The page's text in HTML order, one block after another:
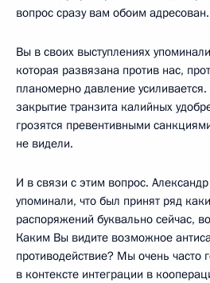
вопрос сразу вам обоим адресован.
Вы в своих выступлениях
которая развязана против нас,
планомерно давление
закрытие транзита калийных
грозятся превентивными
не видели.
И в связи с этим вопрос.
упоминали, что был принят ряд
распоряжений буквально сейчас,
Каким Вы видите возможное
противодействие? Мы очень часто
в контексте интеграции в